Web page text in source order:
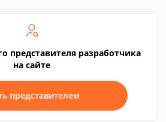
представителя разработчика
на сайте
представителем